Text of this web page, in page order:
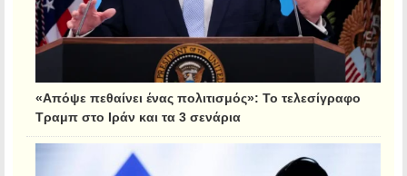
«Απόψε πεθαίνει ένας πολιτισμός»: Το τελεσίγραφο
Τραμπ στο Ιράν και τα 3 σενάρια